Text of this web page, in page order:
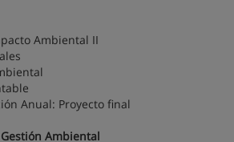
Ambiental II
Anual: Proyecto final
Gestión Ambiental